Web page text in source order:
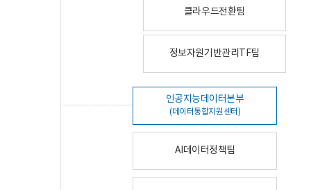
클라우드전환팀
정보자원기반관리TF팀
인공지능데이터본부
(데이터통합지원센터)
AI데이터정책팀